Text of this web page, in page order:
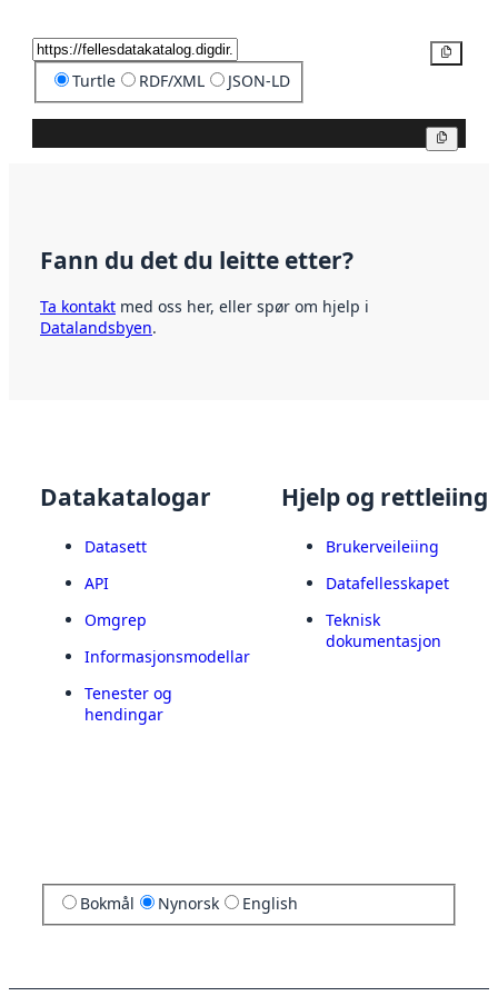
Turtle RDF/XML JSON-LD
Fann du det du leitte etter?
Ta kontakt med oss her, eller spør om hjelp i
Datalandsbyen.
Datakatalogar
Datasett
API
Omgrep
Informasjonsmodellar
Tenester og
hendingar
Hjelp og rettleiing
Brukerveileiing
Datafellesskapet
Teknisk
dokumentasjon
Bokmål Nynorsk English